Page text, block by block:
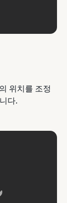
위치를 조정
다.